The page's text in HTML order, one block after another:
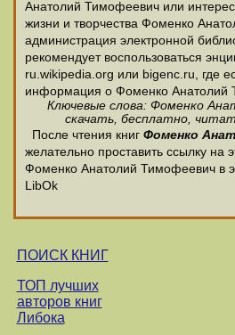
Анатолий Тимофеевич или
жизни и творчества Фоменко
администрация электронной
рекомендует воспользоваться
ru.wikipedia.org или bigenc.ru, где
информация о Фоменко Анатолий
Ключевые слова: Фоменко
скачать, бесплатно,
После чтения книг Фоменко
желательно проставить ссылку на
Фоменко Анатолий Тимофеевич в
LibOk
ПОИСК КНИГ
ТОП лучших
авторов книг
Либока